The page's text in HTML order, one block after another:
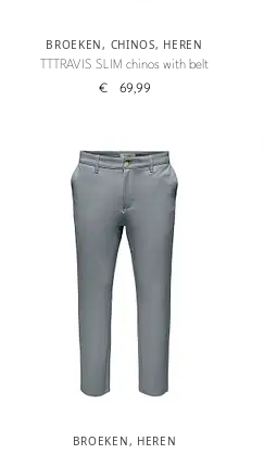
BROEKEN, CHINOS, HEREN
TTTRAVIS SLIM chinos with belt
€ 69,99
BROEKEN, HEREN